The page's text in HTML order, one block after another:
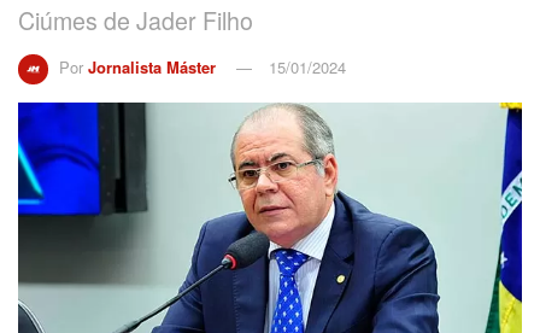
Ciúmes de Jader Filho
Por Jornalista Máster 15/01/2024